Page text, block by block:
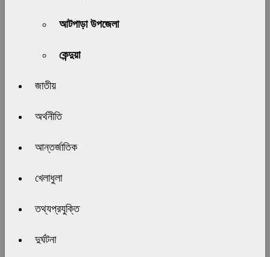
আটপাড়া উপজেলা
কেন্দুয়া
জাতীয়
অর্থনীতি
আন্তর্জাতিক
খেলাধুলা
তথ্যপ্রযুক্তি
দুর্ঘটনা